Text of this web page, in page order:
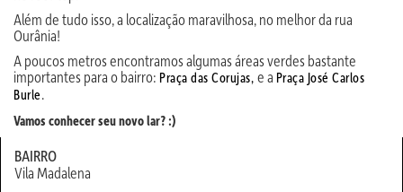
Além de tudo isso, a localização maravilhosa, no melhor da rua
Ourânia!
A poucos metros encontramos algumas áreas verdes bastante
importantes para o bairro: Praça das Corujas, e a Praça José Carlos
Burle.
Vamos conhecer seu novo lar? :)
BAIRRO
Vila Madalena